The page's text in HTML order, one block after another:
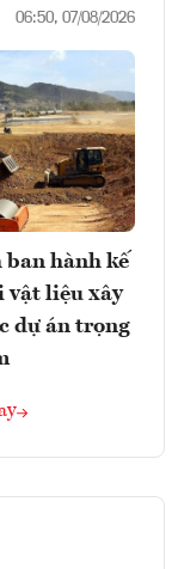
06:50, 07/08/2026
hành kế
vật liệu xây
dự án trọng